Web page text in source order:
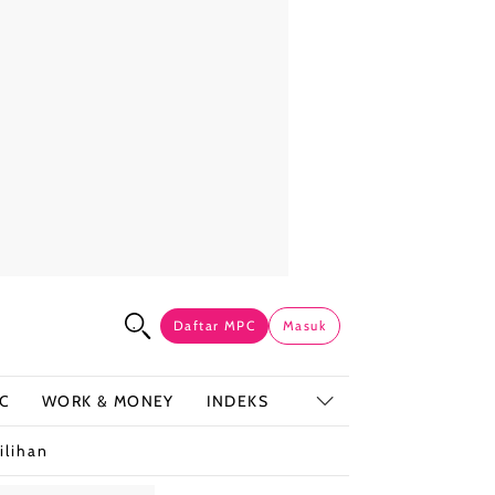
Daftar MPC Masuk
WORK & MONEY INDEKS